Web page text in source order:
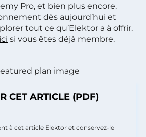
Pro, et bien plus encore.
dès aujourd’hui et
tout ce qu’Elektor a à offrir.
si vous êtes déjà membre.
CET ARTICLE (PDF)
à cet article Elektor et conservez-le